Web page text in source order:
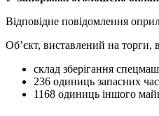
Відповідне повідомлення
Об’єкт, виставлений на торги,
склад зберігання
236 одиниць запасних
1168 одиниць іншого